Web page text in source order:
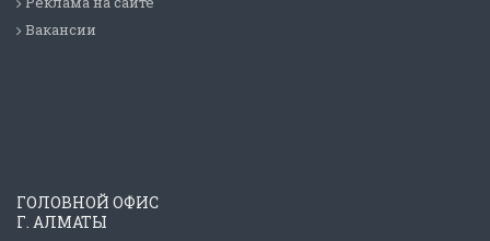
Вакансии
ГОЛОВНОЙ ОФИС
Г. АЛМАТЫ